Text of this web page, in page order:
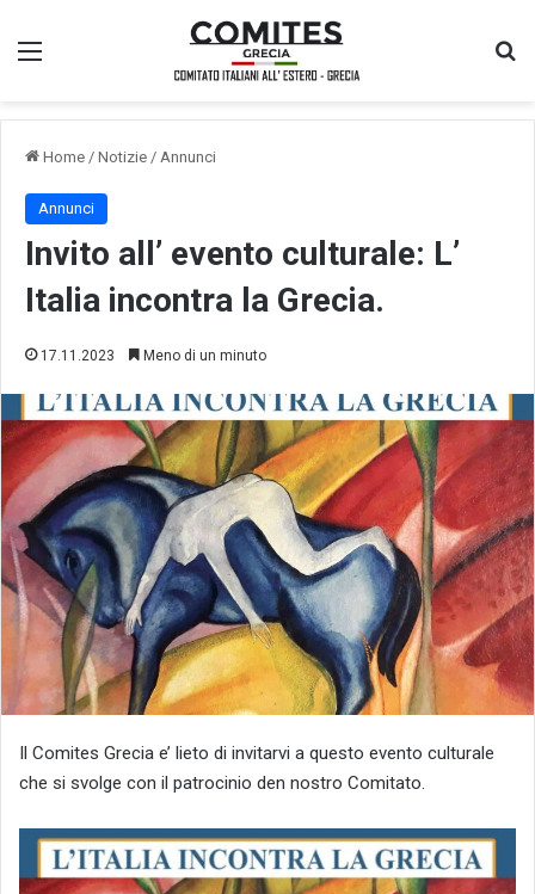
Menu
Home / Notizie / Annunci
Annunci
Invito all’ evento culturale: L’
Italia incontra la Grecia.
17.11.2023 Meno di un minuto
Il Comites Grecia e’ lieto di invitarvi a questo evento culturale
che si svolge con il patrocinio den nostro Comitato.